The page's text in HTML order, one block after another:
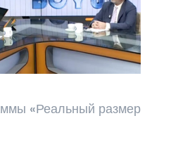
«Реальный размер